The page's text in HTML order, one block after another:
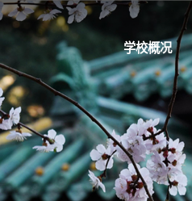
学校概况